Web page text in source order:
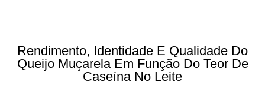
Rendimento, Identidade E Qualidade Do
Queijo Muçarela Em Função Do Teor De
Caseína No Leite